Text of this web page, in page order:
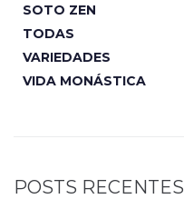
SOTO ZEN
TODAS
VARIEDADES
VIDA MONÁSTICA
POSTS RECENTES